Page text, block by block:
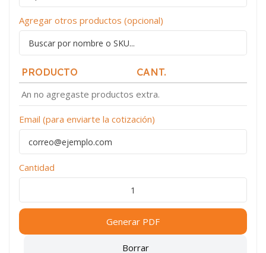
Agregar otros productos (opcional)
PRODUCTO CANT.
An no agregaste productos extra.
Email (para enviarte la cotización)
Cantidad
Generar PDF
Borrar